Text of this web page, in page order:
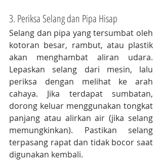
3. Periksa Selang dan Pipa Hisap
Selang dan pipa yang tersumbat oleh
kotoran besar, rambut, atau plastik
akan menghambat aliran udara.
Lepaskan selang dari mesin, lalu
periksa dengan melihat ke arah
cahaya. Jika terdapat sumbatan,
dorong keluar menggunakan tongkat
panjang atau alirkan air (jika selang
memungkinkan). Pastikan selang
terpasang rapat dan tidak bocor saat
digunakan kembali.